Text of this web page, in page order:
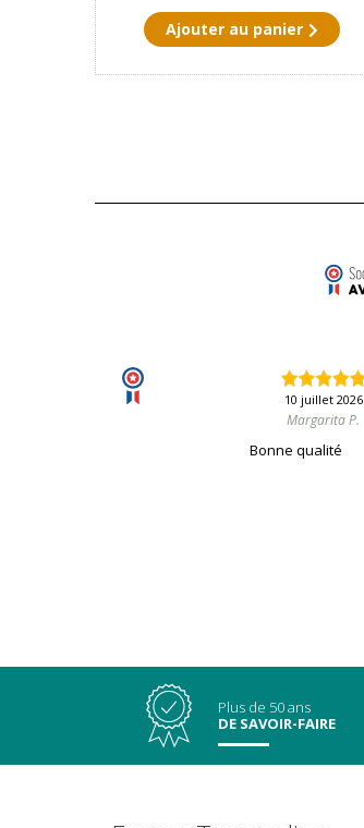
Ajouter au panier
10 juillet 2026
Margarita P.
Bonne qualité
Plus de 50 ans
DE SAVOIR-FAIRE